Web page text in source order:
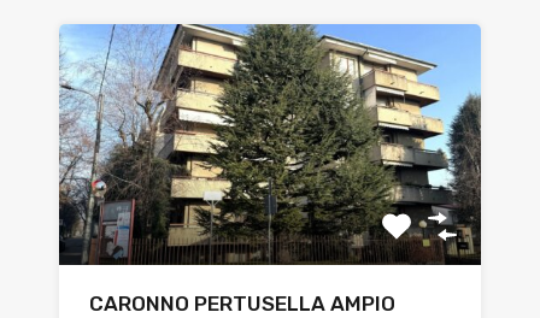
CARONNO PERTUSELLA AMPIO